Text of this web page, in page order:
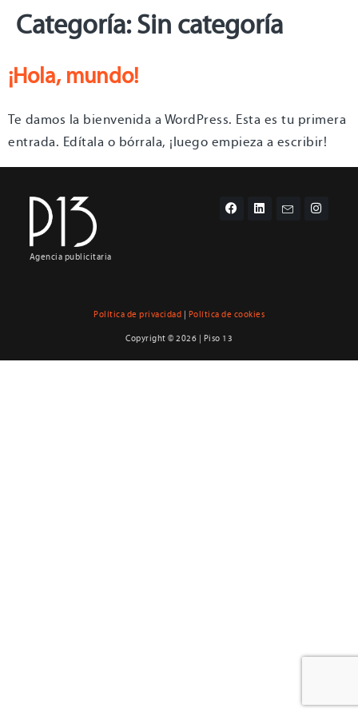
Categoría:Sin categoría
¡Hola, mundo!
Te damos la bienvenida a WordPress. Esta es tu primera
entrada. Edítala o bórrala, ¡luego empieza a escribir!
Agencia publicitaria
Política de privacidad Política de cookies
Copyright © 2026 | Piso 13